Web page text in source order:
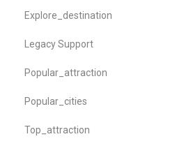
Explore_destination
Legacy Support
Popular_attraction
Popular_cities
Top_attraction